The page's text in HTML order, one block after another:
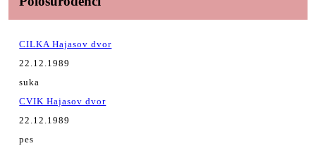
CILKA Hajasov dvor
22.12.1989
suka
CVIK Hajasov dvor
22.12.1989
pes